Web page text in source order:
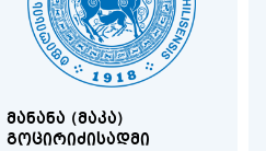
ᲛᲐᲜᲐᲜᲐ (ᲛᲐᲙᲐ)
ᲒᲝᲪᲘᲠᲘᲫᲘᲡᲐᲓᲛᲘ